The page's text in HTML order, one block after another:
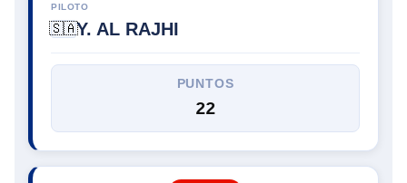
PILOTO
🇸🇦Y. AL RAJHI
PUNTOS
22